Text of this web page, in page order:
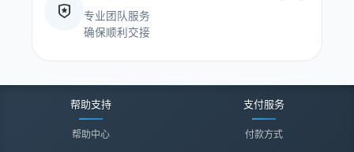
专业团队服务
确保顺利交接
帮助支持
帮助中心
支付服务
付款方式